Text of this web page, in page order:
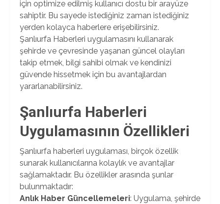
için optimize edilmiş kullanıcı dostu bir arayüze
sahiptir. Bu sayede istediğiniz zaman istediğiniz
yerden kolayca haberlere erişebilirsiniz.
Şanlıurfa Haberleri uygulamasını kullanarak
şehirde ve çevresinde yaşanan güncel olayları
takip etmek, bilgi sahibi olmak ve kendinizi
güvende hissetmek için bu avantajlardan
yararlanabilirsiniz.
Şanlıurfa Haberleri
Uygulamasının Özellikleri
Şanlıurfa haberleri uygulaması, birçok özellik
sunarak kullanıcılarına kolaylık ve avantajlar
sağlamaktadır. Bu özellikler arasında şunlar
bulunmaktadır:
Anlık Haber Güncellemeleri: Uygulama, şehirde